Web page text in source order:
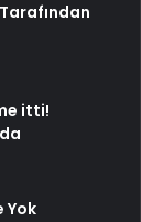
itti!
Yok